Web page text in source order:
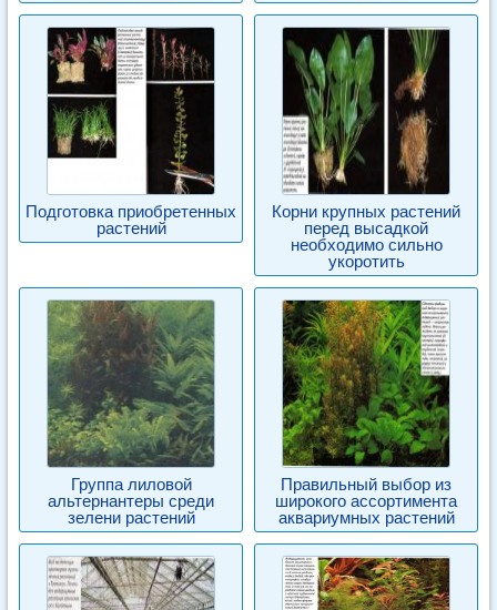
Подготовка приобретенных
растений
Корни крупных растений
перед высадкой
необходимо сильно
укоротить
Группа лиловой
альтернантеры среди
зелени растений
Правильный выбор из
широкого ассортимента
аквариумных растений